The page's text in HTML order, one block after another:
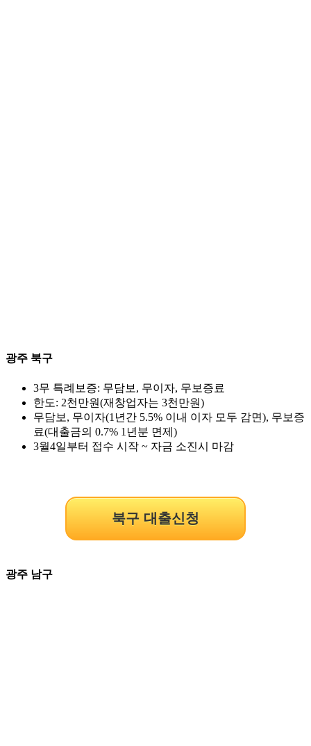
광주 북구
3무 특례보증: 무담보, 무이자, 무보증료
한도: 2천만원(재창업자는 3천만원)
무담보, 무이자(1년간 5.5% 이내 이자 모두 감면), 무보증
료(대출금의 0.7% 1년분 면제)
3월4일부터 접수 시작 ~ 자금 소진시 마감
북구 대출신청
광주 남구